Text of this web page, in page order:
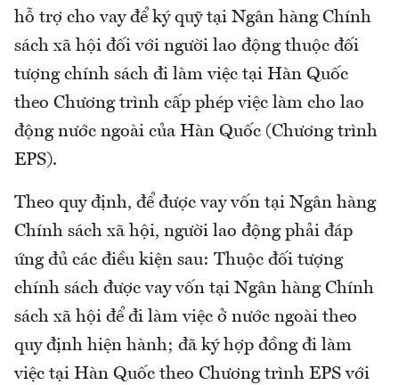
hỗ trợ cho vay để ký quỹ tại Ngân hàng Chính
sách xã hội đối với người lao động thuộc đối
tượng chính sách đi làm việc tại Hàn Quốc
theo Chương trình cấp phép việc làm cho lao
động nước ngoài của Hàn Quốc (Chương trình
EPS).
Theo quy định, để được vay vốn tại Ngân hàng
Chính sách xã hội, người lao động phải đáp
ứng đủ các điều kiện sau: Thuộc đối tượng
chính sách được vay vốn tại Ngân hàng Chính
sách xã hội để đi làm việc ở nước ngoài theo
quy định hiện hành; đã ký hợp đồng đi làm
việc tại Hàn Quốc theo Chương trình EPS với